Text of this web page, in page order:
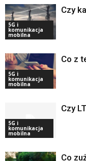
5G i
komunikacja
mobilna
Czy
5G i
komunikacja
mobilna
Co z
5G i
komunikacja
mobilna
Czy
Co